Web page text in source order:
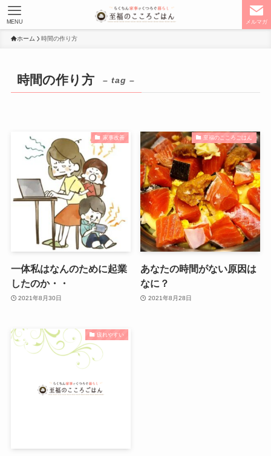
メルマガ
MENU
ホーム 時間の作り方
時間の作り方 – tag –
家事改善
一体私はなんのために起業
したのか・・
2021年8月30日
至福のこころごはん
あなたの時間がない原因は
なに？
2021年8月28日
疲れやすい